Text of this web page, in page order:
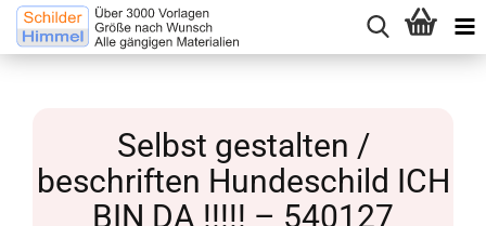
Selbst gestalten /
beschriften Hundeschild ICH
BIN DA !!!!! – 540127